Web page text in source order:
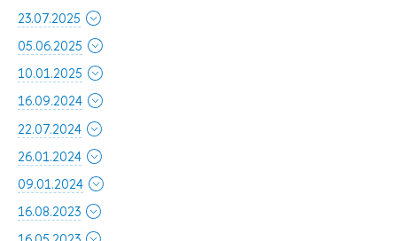
23.07.2025
05.06.2025
10.01.2025
16.09.2024
22.07.2024
26.01.2024
09.01.2024
16.08.2023